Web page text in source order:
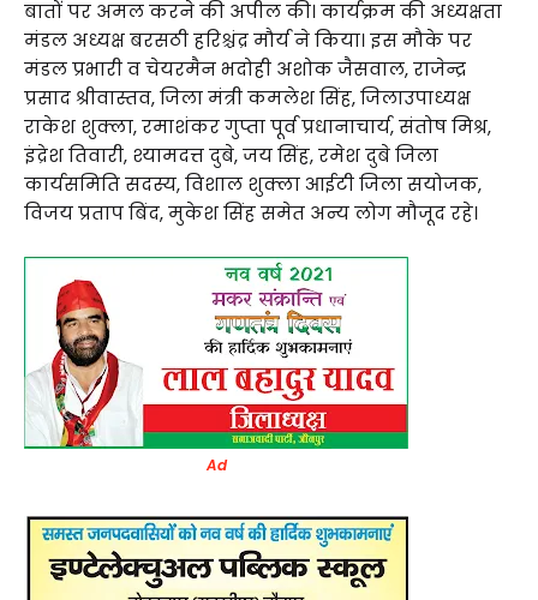
बातों पर अमल करने की अपील की। कार्यक्रम की अध्यक्षता
मंडल अध्यक्ष बरसठी हरिश्चंद्र मौर्य ने किया। इस मौके पर
मंडल प्रभारी व चेयरमैन भदोही अशोक जैसवाल, राजेन्द्र
प्रसाद श्रीवास्तव, जिला मंत्री कमलेश सिंह, जिलाउपाध्यक्ष
राकेश शुक्ला, रमाशंकर गुप्ता पूर्व प्रधानाचार्य, संतोष मिश्र,
इंद्रेश तिवारी, श्यामदत्त दुबे, जय सिंह, रमेश दुबे जिला
कार्यसमिति सदस्य, विशाल शुक्ला आईटी जिला सयोजक,
विजय प्रताप बिंद, मुकेश सिंह समेत अन्य लोग मौजूद रहे।
Ad